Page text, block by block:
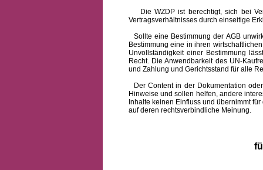
Die WZDP ist berechtigt, sich bei
Vertragsverhältnisses durch einseitige
Sollte eine Bestimmung der AGB
Bestimmung eine in ihren
Unvollständigkeit einer Bestimmung
Recht. Die Anwendbarkeit des UN-
und Zahlung und Gerichtsstand für alle
Der Content in der Dokumentation oder
Hinweise und sollen helfen, andere
Inhalte keinen Einfluss und übernimmt
auf deren rechtsverbindliche Meinung.